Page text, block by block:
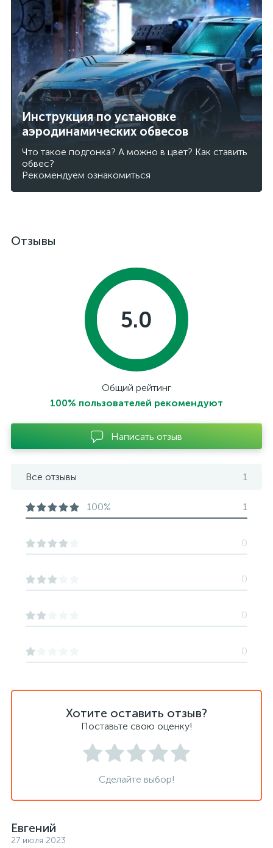
Инструкция по установке
аэродинамических обвесов
Что такое подгонка? А можно в цвет? Как ставить
обвес?
Рекомендуем ознакомиться
Отзывы
Хотите оставить отзыв?
Поставьте свою оценку!
Сделайте выбор!
Евгений
27 июля 2023
5.0
Общий рейтинг
100% пользователей рекомендуют
Написать отзыв
Все отзывы 1
100% 1
0
0
0
0